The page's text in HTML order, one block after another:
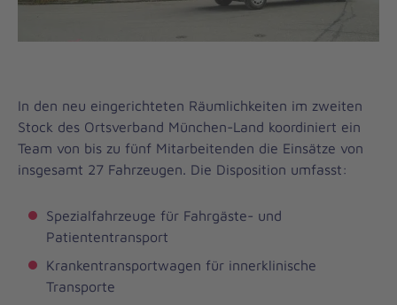
In den neu eingerichteten Räumlichkeiten im zweiten
Stock des Ortsverband München-Land koordiniert ein
Team von bis zu fünf Mitarbeitenden die Einsätze von
insgesamt 27 Fahrzeugen. Die Disposition umfasst:
Spezialfahrzeuge für Fahrgäste- und
Patiententransport
Krankentransportwagen für innerklinische
Transporte